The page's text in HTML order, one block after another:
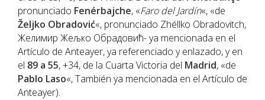
pronunciado Fenérbajche, «Faro del Jardín«, «de
Željko Obradović«, pronunciado Zhéllko Obradovitch,
Желимир Жељко Обрадовић- ya mencionada en el
Artículo de Anteayer, ya referenciado y enlazado, y en
el 89 a 55, +34, de la Cuarta Victoria del Madrid, «de
Pablo Laso«, También ya mencionada en el Artículo de
Anteayer).